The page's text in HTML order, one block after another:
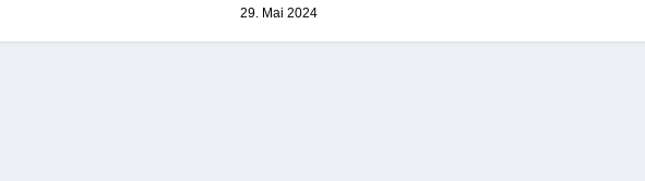
29. Mai 2024